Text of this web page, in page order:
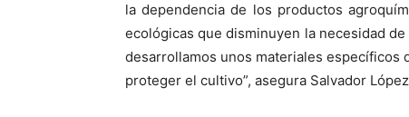
la dependencia de los productos
ecológicas que disminuyen la necesidad
desarrollamos unos materiales específicos
proteger el cultivo”, asegura Salvador